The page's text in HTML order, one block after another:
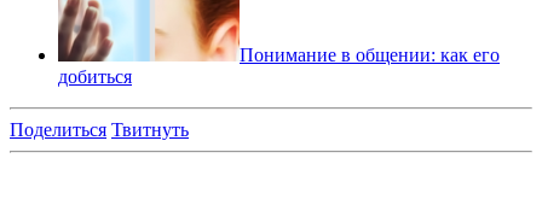
Понимание в общении: как его
добиться
Поделиться Твитнуть